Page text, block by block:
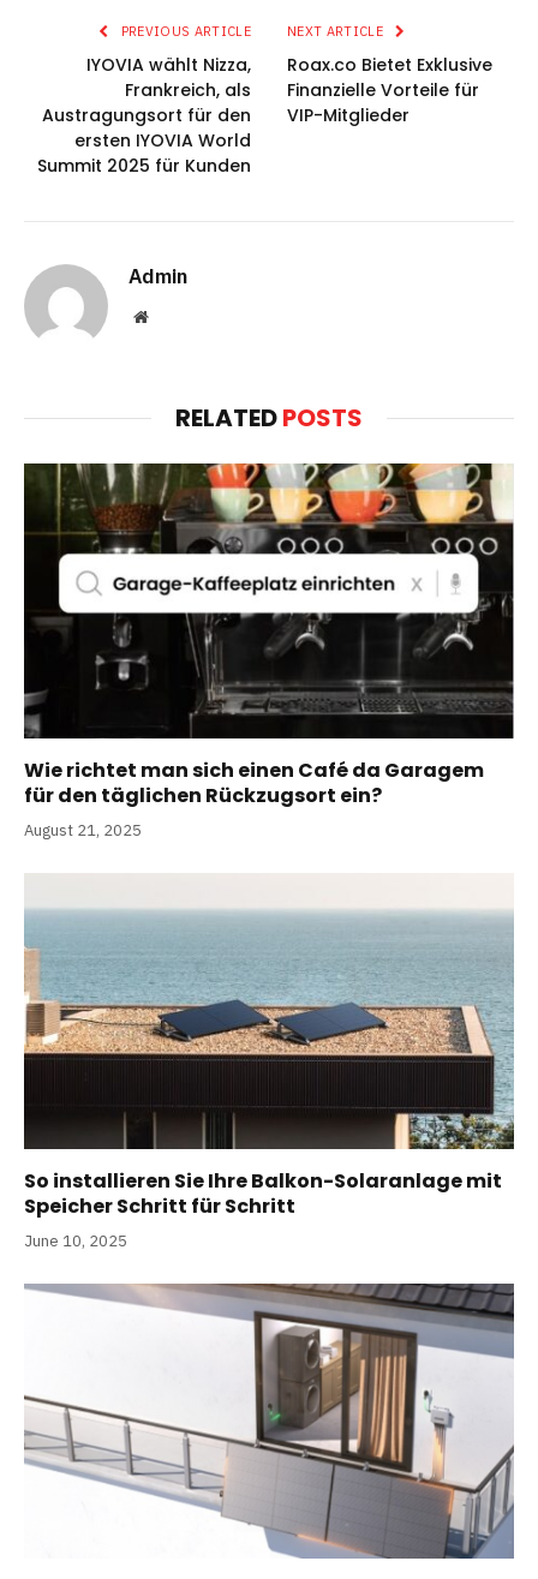
PREVIOUS ARTICLE
IYOVIA wählt Nizza,
Frankreich, als
Austragungsort für den
ersten IYOVIA World
Summit 2025 für Kunden
NEXT ARTICLE
Roax.co Bietet Exklusive
Finanzielle Vorteile für
VIP-Mitglieder
Admin
Website
RELATEDPOSTS
Wie richtet man sich einen Café da Garagem
für den täglichen Rückzugsort ein?
August 21, 2025
So installieren Sie Ihre Balkon-Solaranlage mit
Speicher Schritt für Schritt
June 10, 2025